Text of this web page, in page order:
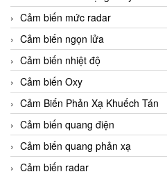
Cảm biến mức radar
Cảm biến ngọn lửa
Cảm biến nhiệt độ
Cảm biến Oxy
Cảm Biến Phản Xạ Khuếch Tán
Cảm biến quang điện
Cảm biến quang phản xạ
Cảm biến radar